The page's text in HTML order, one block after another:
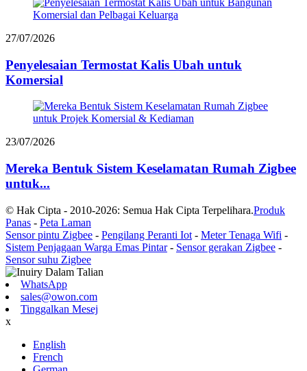
27/07/2026
Penyelesaian Termostat Kalis Ubah untuk
Komersial
23/07/2026
Mereka Bentuk Sistem Keselamatan Rumah Zigbee
untuk...
© Hak Cipta - 2010-2026: Semua Hak Cipta Terpelihara.Produk
Panas - Peta Laman
Sensor pintu Zigbee - Pengilang Peranti Iot - Meter Tenaga Wifi -
Sistem Penjagaan Warga Emas Pintar- Sensor gerakan Zigbee -
Sensor suhu Zigbee
WhatsApp
sales@owon.com
Tinggalkan Mesej
x
English
French